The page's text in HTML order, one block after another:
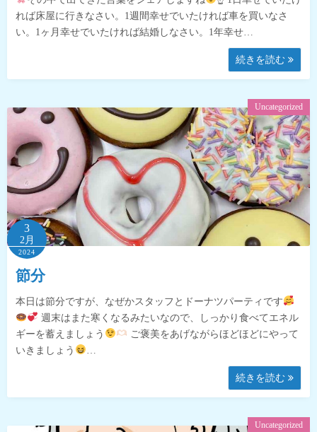
れば床屋に行きなさい。1週間幸せでいたければ車を買いなさ
い。1ヶ月幸せでいたければ結婚しなさい。1年幸せ…
続きを読む
Uncategorized
3
2月
2024
節分
本日は節分ですが、なぜかスタッフとドーナツパーティです
週末はまた寒くなるみたいなので、しっかり食べてエネル
ギーを蓄えましょう
ご褒美をあげながらほどほどにやって
いきましょう
続きを読む
Uncategorized